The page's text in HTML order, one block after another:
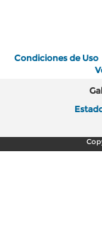
Condiciones de Uso